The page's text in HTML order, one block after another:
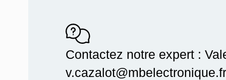
Contactez notre expert :